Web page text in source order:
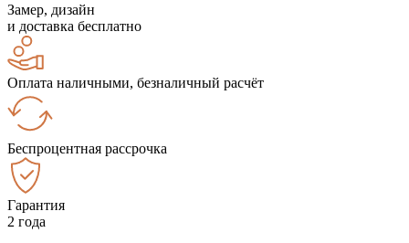
Замер, дизайн
и доставка бесплатно
Оплата наличными, безналичный расчёт
Беспроцентная рассрочка
Гарантия
2 года